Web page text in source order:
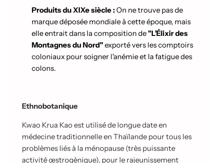
Produits du XIXe siècle :On ne trouve pas de
marque déposée mondiale à cette époque, mais
elle entrait dans la composition de"L’Élixir des
Montagnes du Nord"exporté vers les comptoirs
coloniaux pour soigner l'anémie et la fatigue des
colons.
Ethnobotanique
Kwao Krua Kao est utilisé de longue date en
médecine traditionnelle en Thaïlande pour tous les
problèmes liés à la ménopause (très puissante
activité œstrogènique), pour le rajeunissement